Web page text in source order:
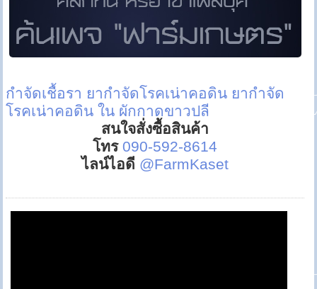
กำจัดเชื้อรา ยากำจัดโรคเน่าคอดิน ยากำจัด
โรคเน่าคอดิน ใน ผักกาดขาวปลี
สนใจสั่งซื้อสินค้า
โทร 090-592-8614
ไลน์ไอดี @FarmKaset